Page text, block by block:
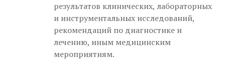
результатов клинических, лабораторных
и инструментальных исследований,
рекомендаций по диагностике и
лечению, иным медицинским
мероприятиям.